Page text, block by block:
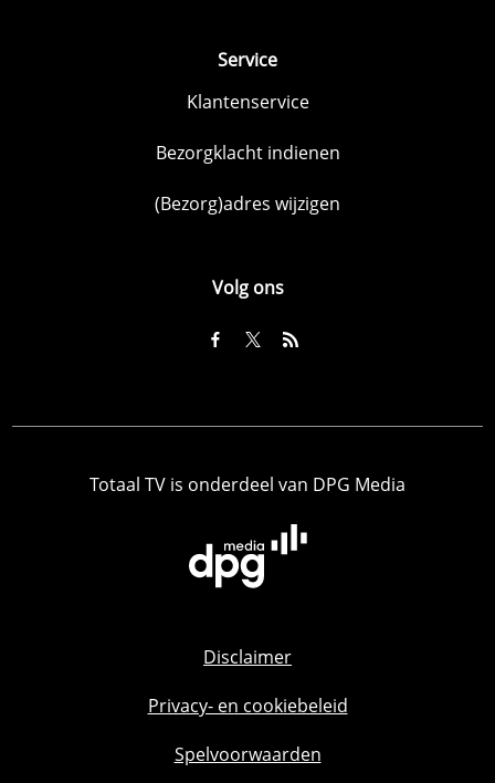
Service
Klantenservice
Bezorgklacht indienen
(Bezorg)adres wijzigen
Volg ons
Totaal TV is onderdeel van DPG Media
Disclaimer
Privacy- en cookiebeleid
Spelvoorwaarden